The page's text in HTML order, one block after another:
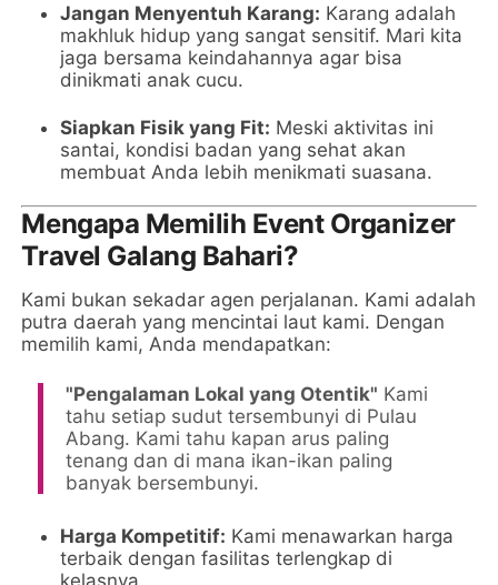
Jangan Menyentuh Karang: Karang adalah
makhluk hidup yang sangat sensitif. Mari kita
jaga bersama keindahannya agar bisa
dinikmati anak cucu.
Siapkan Fisik yang Fit: Meski aktivitas ini
santai, kondisi badan yang sehat akan
membuat Anda lebih menikmati suasana.
Mengapa Memilih Event Organizer
Travel Galang Bahari?
Kami bukan sekadar agen perjalanan. Kami adalah
putra daerah yang mencintai laut kami. Dengan
memilih kami, Anda mendapatkan:
"Pengalaman Lokal yang Otentik" Kami
tahu setiap sudut tersembunyi di Pulau
Abang. Kami tahu kapan arus paling
tenang dan di mana ikan-ikan paling
banyak bersembunyi.
Harga Kompetitif: Kami menawarkan harga
terbaik dengan fasilitas terlengkap di
kelasnya.